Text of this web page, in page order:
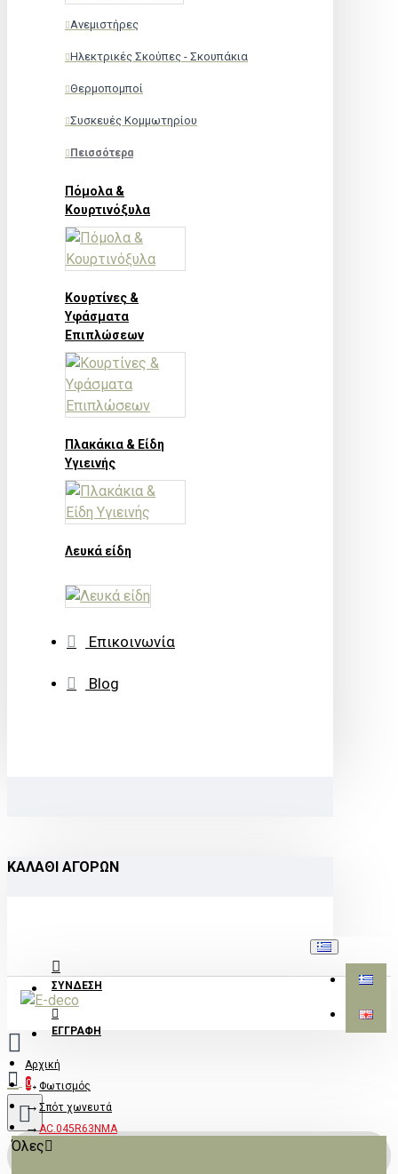
Ανεμιστήρες
Ηλεκτρικές Σκούπες - Σκουπάκια
Θερμοπομποί
Συσκευές Κομμωτηρίου
Πεισσότερα
Πόμολα &
Κουρτινόξυλα
Κουρτίνες &
Υφάσματα
Επιπλώσεων
Πλακάκια & Είδη
Υγιεινής
Λευκά είδη
Επικοινωνία
Blog
ΚΑΛΆΘΙ ΑΓΟΡΏΝ
ΣΎΝΔΕΣΗ
ΕΓΓΡΑΦΉ
0
Όλες
Αρχική
Φωτισμός
Σπότ χωνευτά
AC.045R63NMA